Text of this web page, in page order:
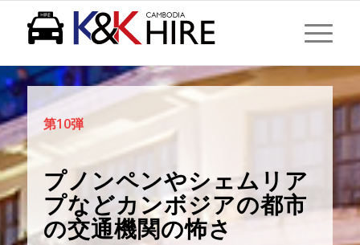
現在位置: ホーム / コラム
プノンペンやシェムリアプなどカンボジアの都市の交通機関の怖
さ...
第10弾
プノンペンやシェムリア
プなどカンボジアの都市
の交通機関の怖さ